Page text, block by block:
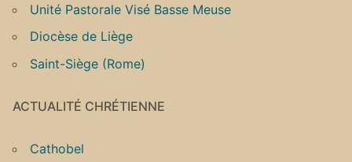
Unité Pastorale Visé Basse Meuse
Diocèse de Liège
Saint-Siège (Rome)
ACTUALITÉ CHRÉTIENNE
Cathobel